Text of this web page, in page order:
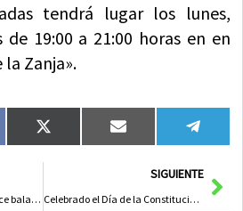
tendrá lugar los lunes,
19:00 a 21:00 horas en en
Zanja».
Compartir
en
X
(Twitter)
Compartir
en
Email
en
El alcalde de Herencia hace balance del año 2016 en ManchaInformación.com
SIGUIENTE
Celebrado el Día de la Constitución de Herencia